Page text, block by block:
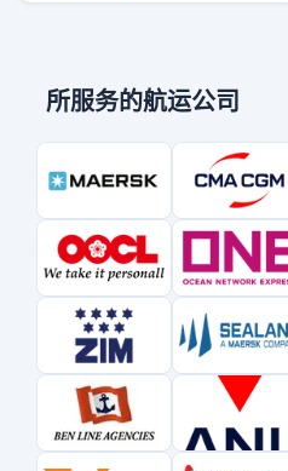
所服务的航运公司